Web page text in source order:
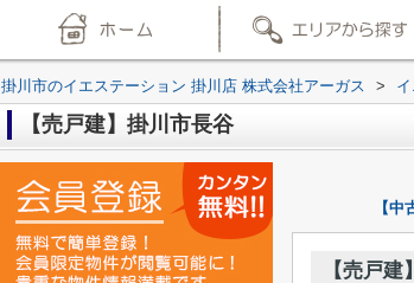
掛川市のイエステーション 掛川店 株式会社アーガス >
【売戸建】掛川市長谷
【
【売戸